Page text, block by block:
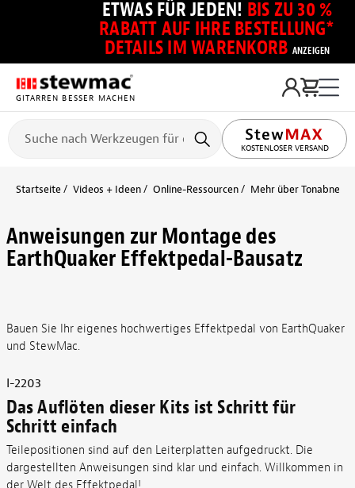
ETWAS FÜR JEDEN! BIS ZU 30 %
RABATT AUF IHRE BESTELLUNG*
DETAILS IM WARENKORB ANZEIGEN
GITARREN BESSER MACHEN
KOSTENLOSER VERSAND
Startseite Videos + Ideen Online-Ressourcen Mehr über
Anweisungen zur Montage des
EarthQuaker Effektpedal-Bausatz
Bauen Sie Ihr eigenes hochwertiges Effektpedal von EarthQuaker
und StewMac.
I-2203
Das Auflöten dieser Kits ist Schritt für
Schritt einfach
Teilepositionen sind auf den Leiterplatten aufgedruckt. Die
dargestellten Anweisungen sind klar und einfach. Willkommen in
der Welt des Effektpedal!